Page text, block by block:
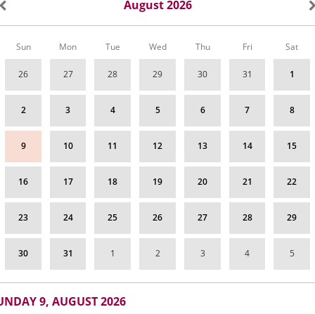
August 2026
Calendar
tráfico
August
2026
Sun Mon Tue Wed Thu Fri Sat
26 27 28 29 30 31 1
2 3 4 5 6 7 8
9 10 11 12 13 14 15
16 17 18 19 20 21 22
23 24 25 26 27 28 29
30 31 1 2 3 4 5
9, AUGUST 2026